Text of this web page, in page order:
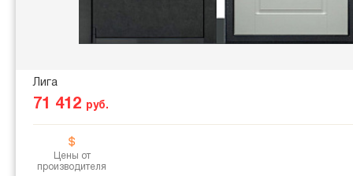
Лига
71 412 руб.
Цены от
производителя